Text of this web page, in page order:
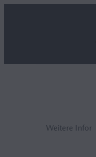
Weitere